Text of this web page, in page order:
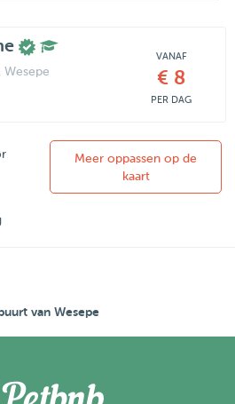
Wesepe
VANAF
€ 8
PER DAG
Meer oppassen op de
kaart
van Wesepe